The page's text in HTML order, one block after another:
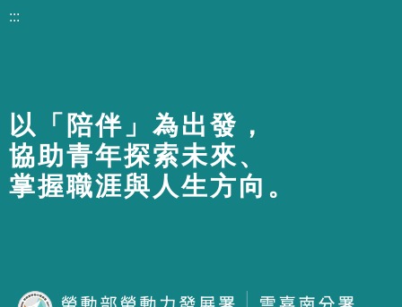
:::
以「陪伴」為出發，
協助青年探索未來、
掌握職涯與人生方向。